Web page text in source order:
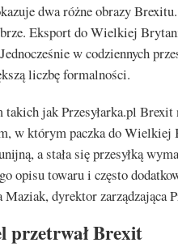
dwa różne obrazy
Eksport do Wielkiej
w codziennych
liczbę formalności.
jak Przesyłarka.pl Brexit
w którym paczka do Wielkiej
a stała się przesyłką
opisu towaru i często
Maziak, dyrektor zarządzająca
przetrwał Brexit